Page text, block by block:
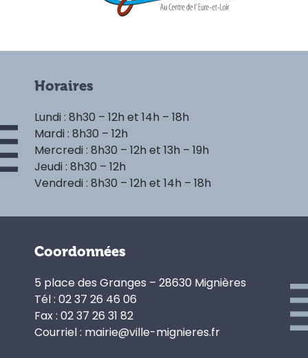
Horaires
Lundi : 8h30 – 12h et 14h – 18h
Mardi : 8h30 – 12h
Mercredi : 8h30 – 12h et 13h – 19h
Jeudi : 8h30 – 12h
Vendredi : 8h30 – 12h et 14h – 18h
Coordonnées
5 place des Granges – 28630 Mignières
Tél : 02 37 26 46 06
Fax : 02 37 26 31 82
Courriel : mairie@ville-mignieres.fr